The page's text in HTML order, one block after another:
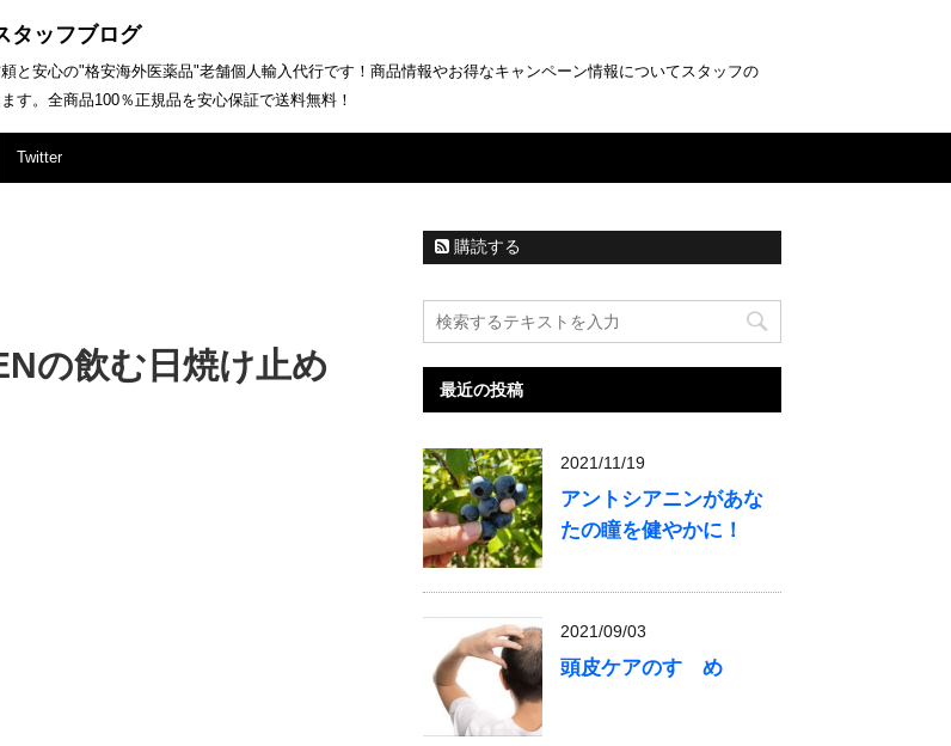
タッフブログ
と安心の"格安海外医薬品"老舗個人輸入代行です！商品情報やお得なキャンペーン情報についてスタッフの
す。全商品100％正規品を安心保証で送料無料！
Twitter
の飲む日焼け止め
購読する
最近の投稿
2021/11/19
アントシアニンがあな
たの瞳を健やかに！
2021/09/03
頭皮ケアのすゝめ